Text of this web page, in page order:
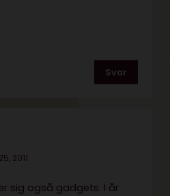
Svar
2011
sig også gadgets. I år